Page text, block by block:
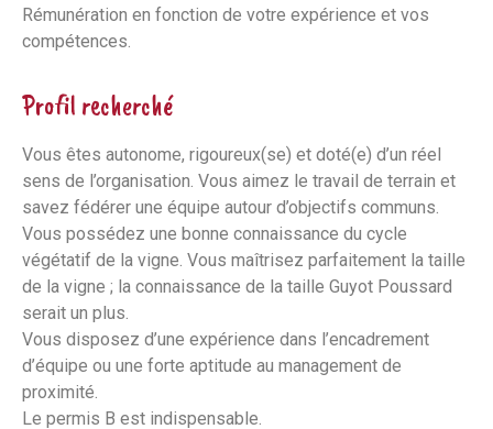
Rémunération en fonction de votre expérience et vos
compétences.
Profil recherché
Vous êtes autonome, rigoureux(se) et doté(e) d’un réel
sens de l’organisation. Vous aimez le travail de terrain et
savez fédérer une équipe autour d’objectifs communs.
Vous possédez une bonne connaissance du cycle
végétatif de la vigne. Vous maîtrisez parfaitement la taille
de la vigne ; la connaissance de la taille Guyot Poussard
serait un plus.
Vous disposez d’une expérience dans l’encadrement
d’équipe ou une forte aptitude au management de
proximité.
Le permis B est indispensable.